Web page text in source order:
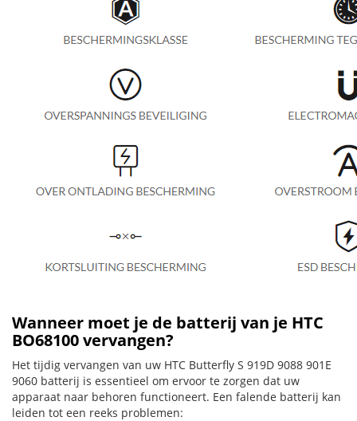
Wanneer moet je de batterij van je HTC
BO68100 vervangen?
Het tijdig vervangen van uw HTC Butterfly S 919D 9088 901E
9060 batterij is essentieel om ervoor te zorgen dat uw
apparaat naar behoren functioneert. Een falende batterij kan
leiden tot een reeks problemen: